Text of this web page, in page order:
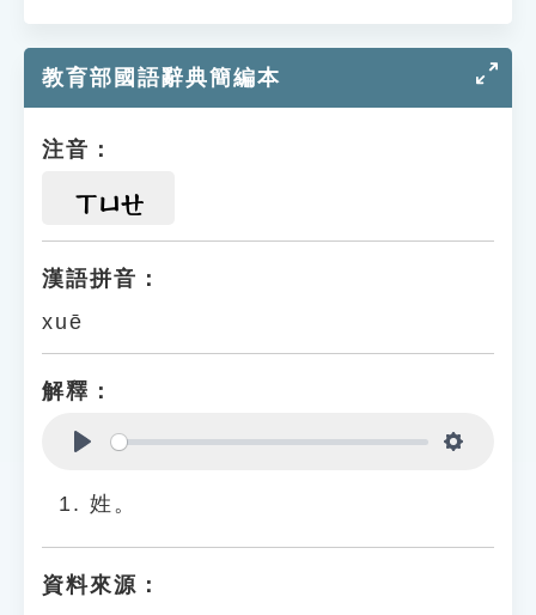
教育部國語辭典簡編本
注音：
ㄒㄩㄝ
漢語拼音：
xuē
解釋：
姓。
資料來源：